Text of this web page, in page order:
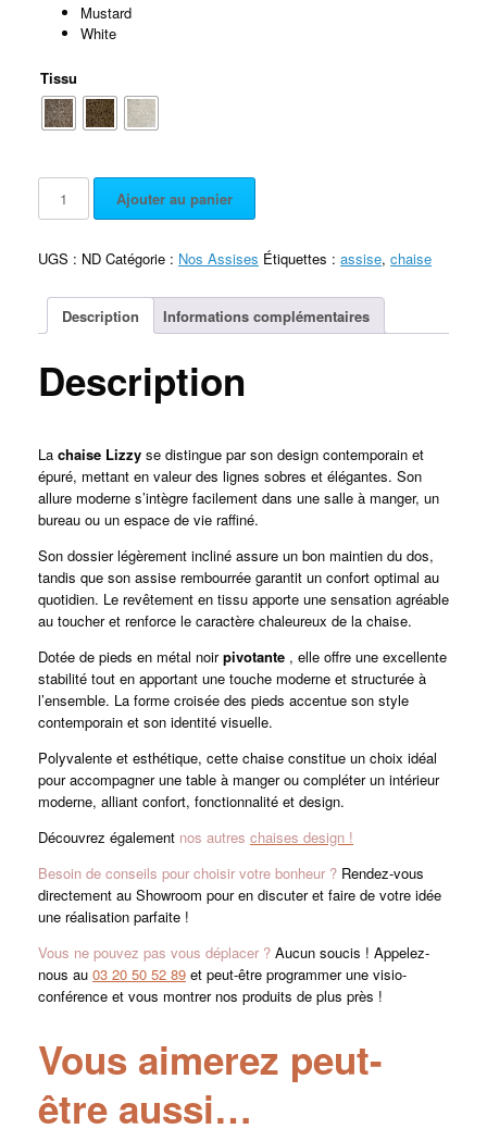
Mustard
White
Tissu
Ajouter au panier
UGS : ND Catégorie : Nos Assises Étiquettes : assise, chaise
Description Informations complémentaires
Description
La chaise Lizzy se distingue par son design contemporain et
épuré, mettant en valeur des lignes sobres et élégantes. Son
allure moderne s’intègre facilement dans une salle à manger, un
bureau ou un espace de vie raffiné.
Son dossier légèrement incliné assure un bon maintien du dos,
tandis que son assise rembourrée garantit un confort optimal au
quotidien. Le revêtement en tissu apporte une sensation agréable
au toucher et renforce le caractère chaleureux de la chaise.
Dotée de pieds en métal noirpivotante , elle offre une excellente
stabilité tout en apportant une touche moderne et structurée à
l’ensemble. La forme croisée des pieds accentue son style
contemporain et son identité visuelle.
Polyvalente et esthétique, cette chaise constitue un choix idéal
pour accompagner une table à manger ou compléter un intérieur
moderne, alliant confort, fonctionnalité et design.
Découvrez également nos autres chaises design !
Besoin de conseils pour choisir votre bonheur ? Rendez-vous
directement au Showroom pour en discuter et faire de votre idée
une réalisation parfaite !
Vous ne pouvez pas vous déplacer ? Aucun soucis ! Appelez-
nous au 03 20 50 52 89 et peut-être programmer une visio-
conférence et vous montrer nos produits de plus près !
Vous aimerez peut-
être aussi…